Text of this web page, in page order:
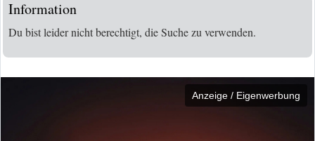
Information
Du bist leider nicht berechtigt, die Suche zu verwenden.
Anzeige / Eigenwerbung